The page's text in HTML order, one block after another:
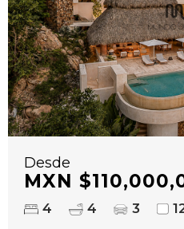
Desde
MXN
4 4 3